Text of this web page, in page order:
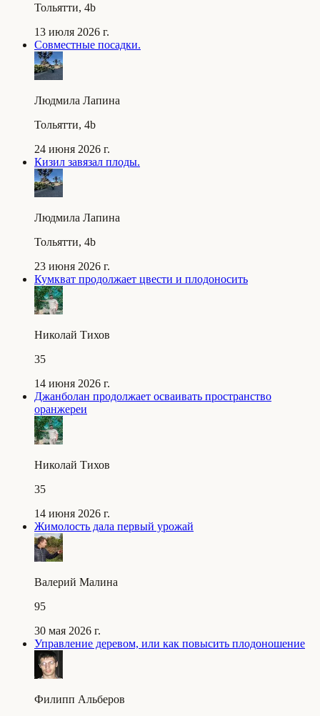
Тольятти, 4b
13 июля 2026 г.
Совместные посадки.
Людмила Лапина
Тольятти, 4b
24 июня 2026 г.
Кизил завязал плоды.
Людмила Лапина
Тольятти, 4b
23 июня 2026 г.
Кумкват продолжает цвести и плодоносить
Николай Тихов
35
14 июня 2026 г.
Джанболан продолжает осваивать пространство
оранжереи
Николай Тихов
35
14 июня 2026 г.
Жимолость дала первый урожай
Валерий Малина
95
30 мая 2026 г.
Управление деревом, или как повысить плодоношение
Филипп Альберов